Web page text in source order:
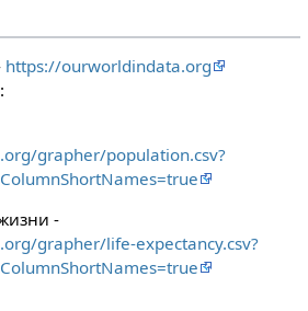
https://ourworldindata.org
grapher/population.csv?
-
grapher/life-expectancy.csv?